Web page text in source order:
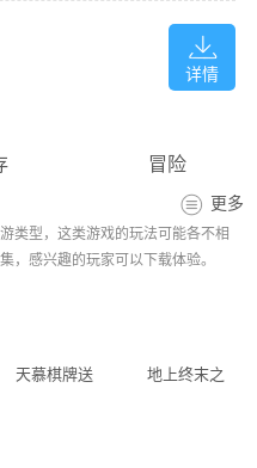
服怎么来;
详情
冒险
更多
类型，这类游戏的玩法可能各不相
，感兴趣的玩家可以下载体验。
天慕棋牌送
地上终末之